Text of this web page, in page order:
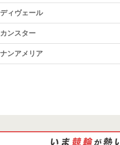
ィヴェール
ンスター
ンアメリア